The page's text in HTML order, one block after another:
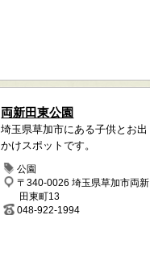
両新田東公園
埼玉県草加市にある子供とお出
かけスポットです。
公園
〒340-0026 埼玉県草加市両新
田東町13
048-922-1994